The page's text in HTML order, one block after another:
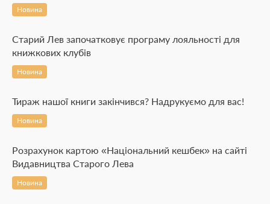
Новина
Старий Лев започатковує програму лояльності для
книжкових клубів
Новина
Тираж нашої книги закінчився? Надрукуємо для вас!
Новина
Розрахунок картою «Національний кешбек» на сайті
Видавництва Старого Лева
Новина